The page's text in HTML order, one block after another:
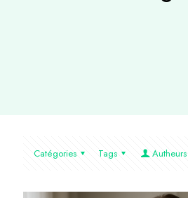
Catégories Tags Autheurs